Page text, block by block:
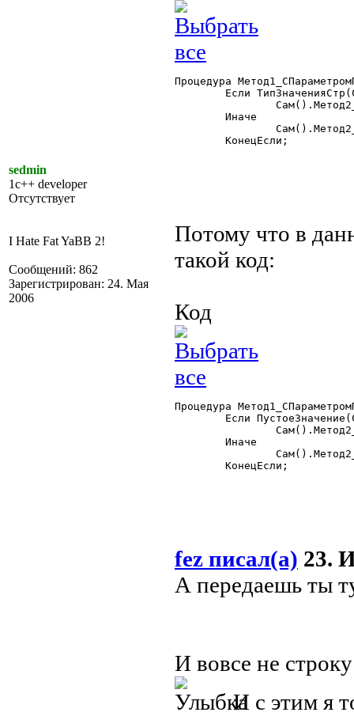
sedmin
1c++ developer
Отсутствует
I Hate Fat YaBB 2!
Сообщений: 862
Зарегистрирован: 24. Мая
2006
Процедура
Потому что в
такой код:
Код
Процедура
fez писал(а) 23.
А передаешь ты
И вовсе не
И с этим я